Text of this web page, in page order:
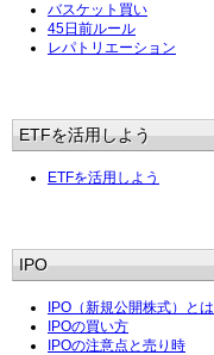
バスケット買い
45日前ルール
レパトリエーション
ETFを活用しよう
ETFを活用しよう
IPO
IPO（新規公開株式）とは
IPOの買い方
IPOの注意点と売り時